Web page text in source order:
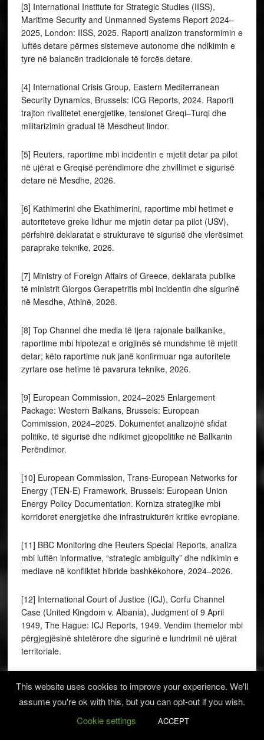
[3] International Institute for Strategic Studies (IISS),
Maritime Security and Unmanned Systems Report 2024–
2025, London: IISS, 2025. Raporti analizon transformimin e
luftës detare përmes sistemeve autonome dhe ndikimin e
tyre në balancën tradicionale të forcës detare.
[4] International Crisis Group, Eastern Mediterranean
Security Dynamics, Brussels: ICG Reports, 2024. Raporti
trajton rivalitetet energjetike, tensionet Greqi–Turqi dhe
militarizimin gradual të Mesdheut lindor.
[5] Reuters, raportime mbi incidentin e mjetit detar pa pilot
në ujërat e Greqisë perëndimore dhe zhvillimet e sigurisë
detare në Mesdhe, 2026.
[6] Kathimerini dhe Ekathimerini, raportime mbi hetimet e
autoriteteve greke lidhur me mjetin detar pa pilot (USV),
përfshirë deklaratat e strukturave të sigurisë dhe vlerësimet
paraprake teknike, 2026.
[7] Ministry of Foreign Affairs of Greece, deklarata publike
të ministrit Giorgos Gerapetritis mbi incidentin dhe sigurinë
në Mesdhe, Athinë, 2026.
[8] Top Channel dhe media të tjera rajonale ballkanike,
raportime mbi hipotezat e origjinës së mundshme të mjetit
detar; këto raportime nuk janë konfirmuar nga autoritete
zyrtare ose hetime të pavarura teknike, 2026.
[9] European Commission, 2024–2025 Enlargement
Package: Western Balkans, Brussels: European
Commission, 2024–2025. Dokumentet analizojnë sfidat
politike, të sigurisë dhe ndikimet gjeopolitike në Ballkanin
Perëndimor.
[10] European Commission, Trans-European Networks for
Energy (TEN-E) Framework, Brussels: European Union
Energy Policy Documentation. Korniza strategjike mbi
korridoret energjetike dhe infrastrukturën kritike evropiane.
[11] BBC Monitoring dhe Reuters Special Reports, analiza
mbi luftën informative, “strategic ambiguity” dhe ndikimin e
mediave në konfliktet hibride bashkëkohore, 2024–2026.
[12] International Court of Justice (ICJ), Corfu Channel
Case (United Kingdom v. Albania), Judgment of 9 April
1949, The Hague: ICJ Reports, 1949. Vendim themelor mbi
përgjegjësinë shtetërore dhe sigurinë e lundrimit në ujërat
territoriale.
Strategic Concept, Madrid Summit Declaration, Brussels,
2022. Dokumenti përshkruan transformimin e mjedisit
strategjik euro-atlantik pas luftës në Ukrainë.
This website uses cookies to improve your experience. We'll
assume you're ok with this, but you can opt-out if you wish.
Cookie settings
ACCEPT